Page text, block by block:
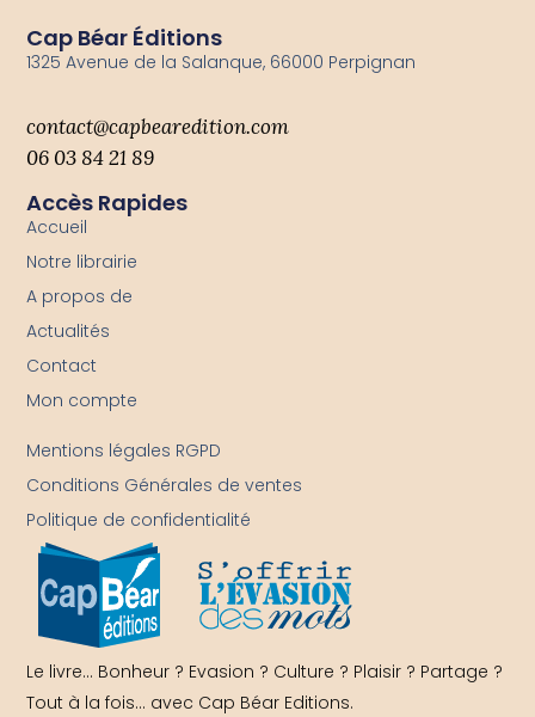
Le livre… Bonheur ? Evasion ? Culture ? Plaisir ? Partage ?
Tout à la fois… avec Cap Béar Editions.
Accès Rapides
Accueil
Notre librairie
A propos de
Actualités
Contact
Mon compte
Mentions légales RGPD
Conditions Générales de ventes
Politique de confidentialité
Cap Béar Éditions
1325 Avenue de la Salanque, 66000 Perpignan
contact@capbearedition.com
06 03 84 21 89